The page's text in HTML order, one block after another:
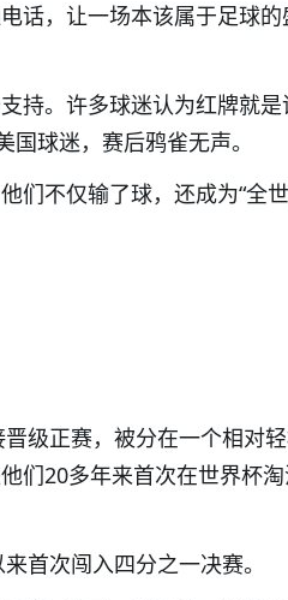
话，让一场本该属于足球的
持。许多球迷认为红牌就是
球迷，赛后鸦雀无声。
们不仅输了球，还成为“全
级正赛，被分在一个相对
们20多年来首次在世界杯
首次闯入四分之一决赛。